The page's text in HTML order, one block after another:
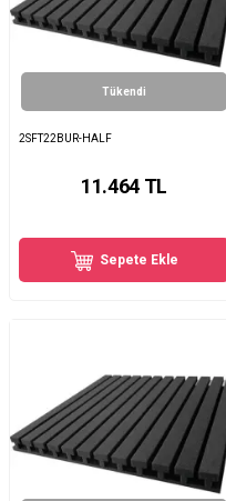
Tükendi
2SFT22BUR-HALF
11.464TL
Sepete Ekle